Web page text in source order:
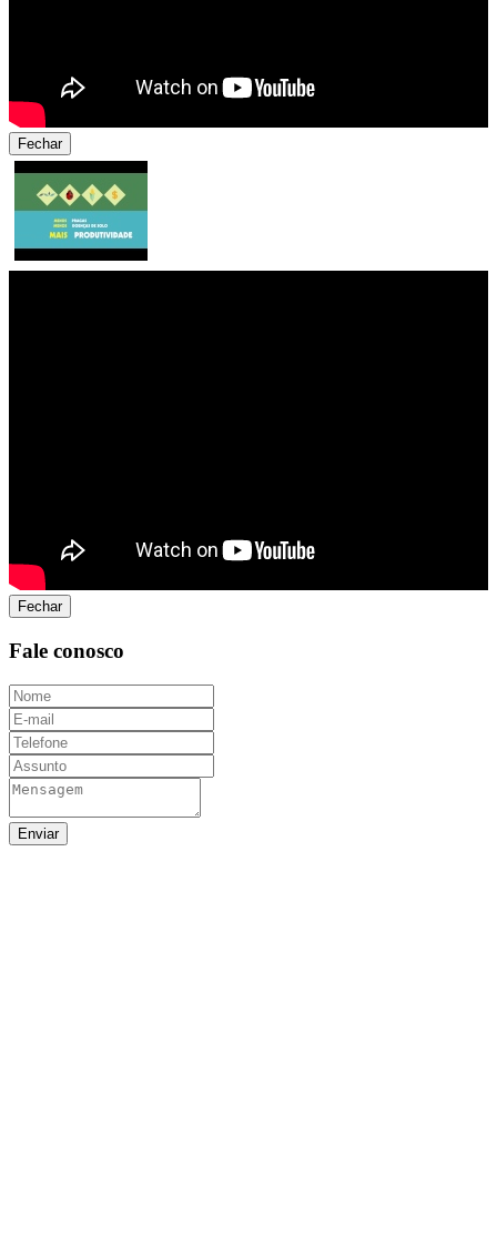
Fechar
Fechar
Fale conosco